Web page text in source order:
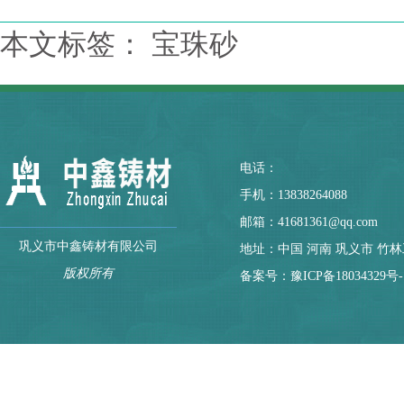
本文标签： 宝珠砂
巩义市中鑫铸材有限公司
版权所有
电话：
手机：13838264088
邮箱：41681361@qq.com
地址：中国 河南 巩义市 竹
备案号： 豫ICP备18034329号